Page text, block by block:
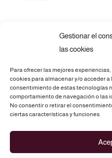
Gestionar el
las cookies
Para ofrecer las mejores
cookies para almacenar y/o acceder
consentimiento de estas tecnologías
comportamiento de navegación o las
No consentir o retirar el
ciertas características y funciones.
Telf.: 675
C/. Atz, 3 -